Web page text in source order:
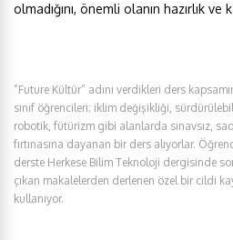
olmadığını, önemli olanın hazırlık
“Future Kültür” adını verdikleri ders
sınıf öğrencileri; iklim değişikliği,
robotik, fütürizm gibi alanlarda sınavsız,
fırtınasına dayanan bir ders alıyorlar.
derste Herkese Bilim Teknoloji dergisinde
çıkan makalelerden derlenen özel bir cildi
kullanıyor.